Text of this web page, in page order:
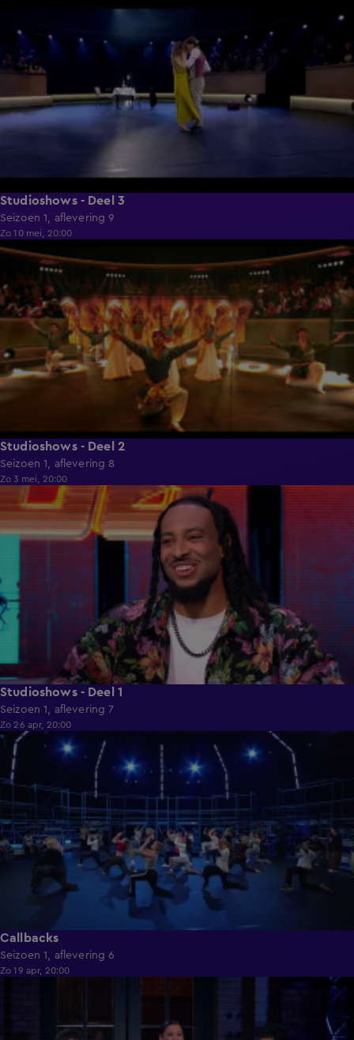
Studioshows - Deel 3
Seizoen 1, aflevering 9
Zo 10 mei, 20:00
1:25:03
Studioshows - Deel 2
Seizoen 1, aflevering 8
Zo 3 mei, 20:00
1:28:11
Studioshows - Deel 1
Seizoen 1, aflevering 7
Zo 26 apr, 20:00
1:19:11
Callbacks
Seizoen 1, aflevering 6
Zo 19 apr, 20:00